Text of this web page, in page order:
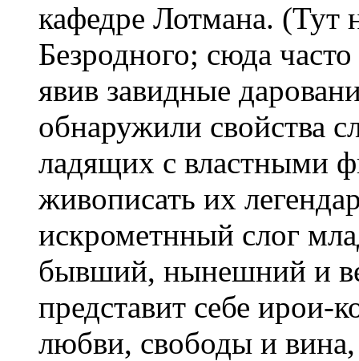
кафедре Лотмана. (Тут
Безродного; сюда
явив завидные
обнаружили свойства
ладящих с властными
живописать их
искрометнный слог
бывший, нынешний и
представит себе ирои-
любви, свободы и